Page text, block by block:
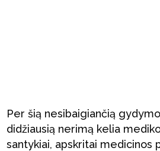
Per šią nesibaigiančią
didžiausią nerimą kelia
santykiai, apskritai medicinos